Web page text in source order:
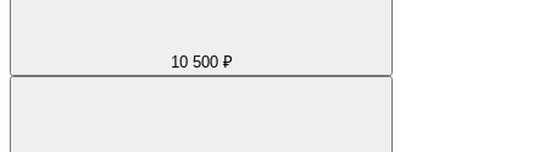
10 500 ₽